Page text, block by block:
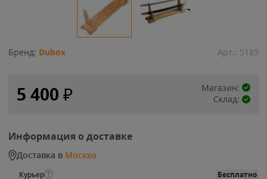
Бренд: Dubox Арт.: 5185
5 400 ₽
Магазин:
Склад:
Информация о доставке
Доставка в Москва
Курьер
Бесплатно